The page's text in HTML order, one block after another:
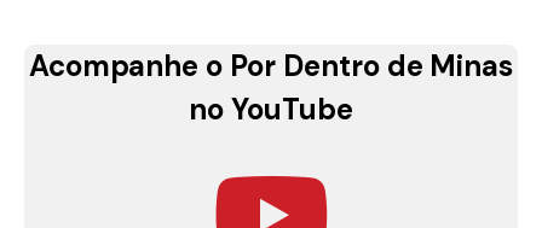
Acompanhe o Por Dentro de Minas
no YouTube